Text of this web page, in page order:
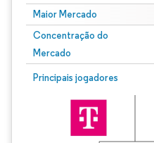
Maior Mercado
Concentração do
Mercado
Principais jogadores
Imagem © Mordor Intelligence. O